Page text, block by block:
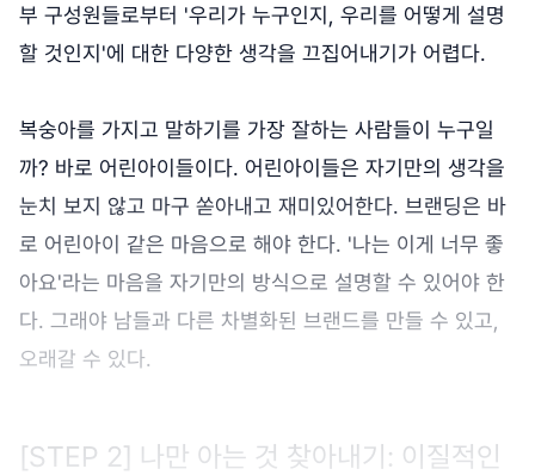
부 구성원들로부터 '우리가 누구인지, 우리를 어떻게 설명
할 것인지'에 대한 다양한 생각을 끄집어내기가 어렵다.
복숭아를 가지고 말하기를 가장 잘하는 사람들이 누구일
까? 바로 어린아이들이다. 어린아이들은 자기만의 생각을
눈치 보지 않고 마구 쏟아내고 재미있어한다. 브랜딩은 바
로 어린아이 같은 마음으로 해야 한다. '나는 이게 너무 좋
아요'라는 마음을 자기만의 방식으로 설명할 수 있어야 한
다. 그래야 남들과 다른 차별화된 브랜드를 만들 수 있고,
오래갈 수 있다.
[STEP 2] 나만 아는 것 찾아내기: 이질적인